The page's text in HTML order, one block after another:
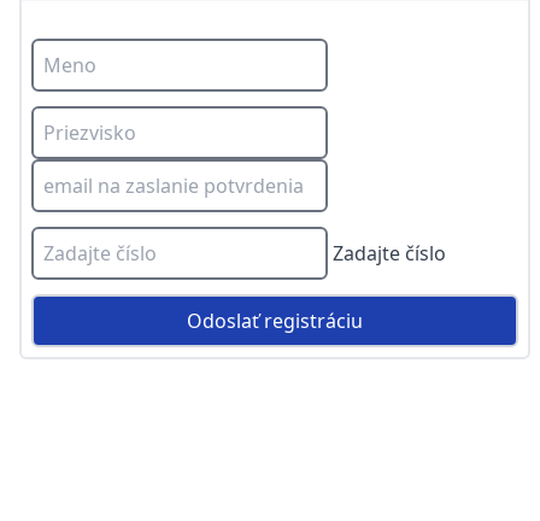
Zadajte číslo
Odoslať registráciu